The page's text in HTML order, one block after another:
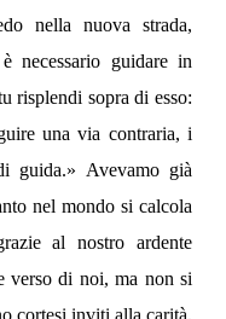
nella nuova strada,
necessario guidare in
risplendi sopra di esso:
una via contraria, i
guida.» Avevamo già
nel mondo si calcola
al nostro ardente
verso di noi, ma non si
cortesi inviti alla carità.